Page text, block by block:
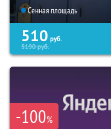
Сенная площадь
510 руб.
5190руб.
-100%